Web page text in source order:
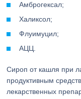
Амброгексал;
Халиксол;
Флуимуцил;
АЦЦ.
Сироп от кашля при
продуктивным
лекарственных